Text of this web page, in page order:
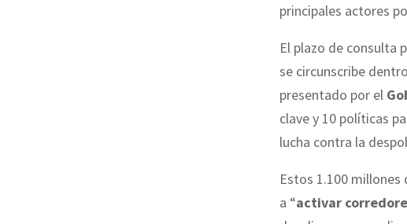
principales actores
El plazo de consulta
se circunscribe
presentado por el
clave y 10 políticas
lucha contra la
Estos 1.100
a “activar